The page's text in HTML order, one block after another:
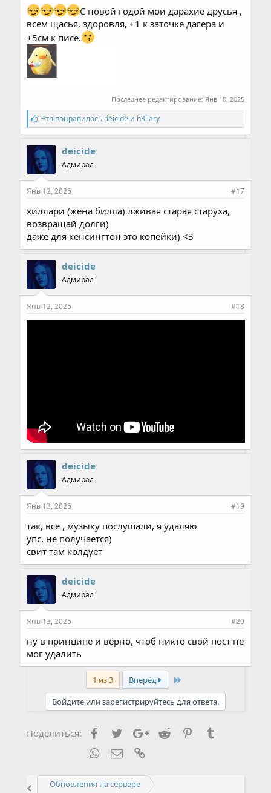
C новой годой мои дарахие друсья ,
всем щасья, здоровля, +1 к заточке дагера и
+5см к писе.
Последнее редактирование: Янв 10, 2025
С
и
м
п
а
т
и
:
Это понравилосьdeicide и h3llary
deicide
Адмирал
Янв 12, 2025 #17
хиллари (жена билла) лживая старая старуха,
возвращай долги)
даже для кенсингтон это копейки) <3
deicide
Адмирал
Янв 12, 2025 #18
deicide
Адмирал
Янв 13, 2025 #19
так, все , музыку послушали, я удаляю
упс, не получается)
свит там колдует
deicide
Адмирал
Янв 13, 2025 #20
ну в принципе и верно, чтоб никто свой пост не
мог удалить
1 из 3 Вперёд Last
Войдите или зарегистрируйтесь для ответа.
Поделиться: FacebookTwitterGoogle+
Reddit Pinterest
WhatsAppЭлектронная почта
Обновления на сервере